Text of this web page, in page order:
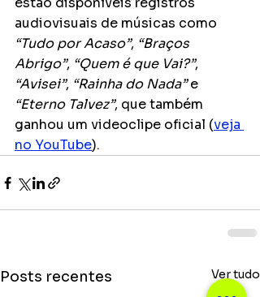
audiovisuais de músicas como
“Tudo por Acaso”, “Braços
Abrigo”, “Quem é que Vai?”,
“Avisei”, “Rainha do Nada” e
“Eterno Talvez”, que também
ganhou um videoclipe oficial (veja
no YouTube).
Posts recentes Ver tudo